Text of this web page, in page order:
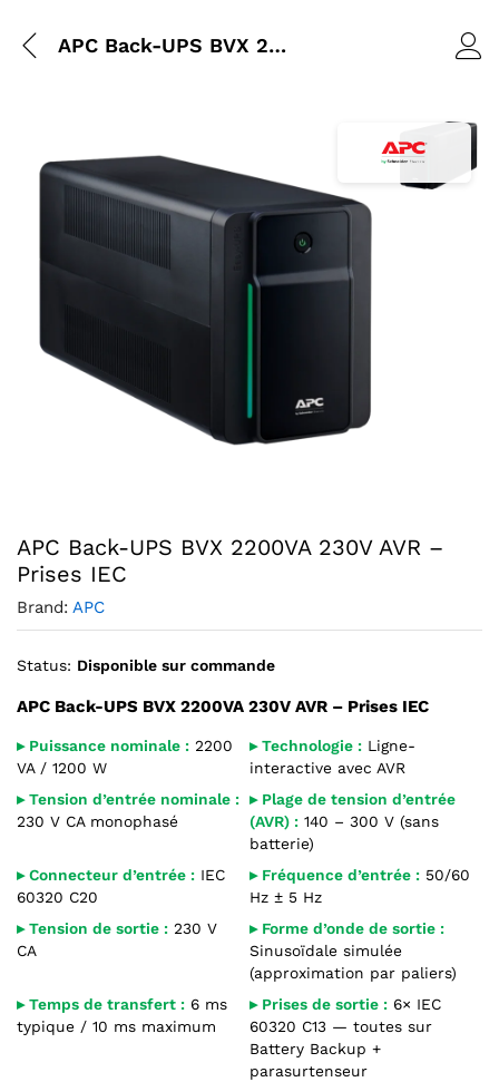
APC Back-UPS BVX 2200VA 230V AVR – Prises IEC
APC Back-UPS BVX 2200VA 230V AVR –
Prises IEC
Brand: APC
Status: Disponible sur commande
APC Back-UPS BVX 2200VA 230V AVR – Prises IEC
▸ Puissance nominale : 2200
VA / 1200 W
▸ Technologie : Ligne-
interactive avec AVR
▸ Tension d’entrée nominale :
230 V CA monophasé
▸ Plage de tension d’entrée
(AVR) : 140 – 300 V (sans
batterie)
▸ Connecteur d’entrée : IEC
60320 C20
▸ Fréquence d’entrée : 50/60
Hz ± 5 Hz
▸ Tension de sortie : 230 V
CA
▸ Forme d’onde de sortie :
Sinusoïdale simulée
(approximation par paliers)
▸ Temps de transfert : 6 ms
typique / 10 ms maximum
▸ Prises de sortie : 6× IEC
60320 C13 — toutes sur
Battery Backup +
parasurtenseur